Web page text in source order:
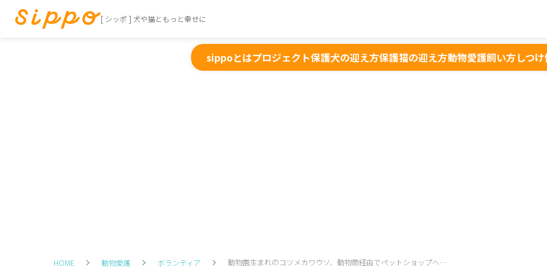
[ シッポ ] 犬や猫ともっと幸せに
sippoとはプロジェクト保護犬の迎え方保護猫の迎え方動物愛護飼い方しつけ
HOME 動物愛護 ボランティア 動物園生まれのコツメカワウソ、動物商経由でペットショップへ…